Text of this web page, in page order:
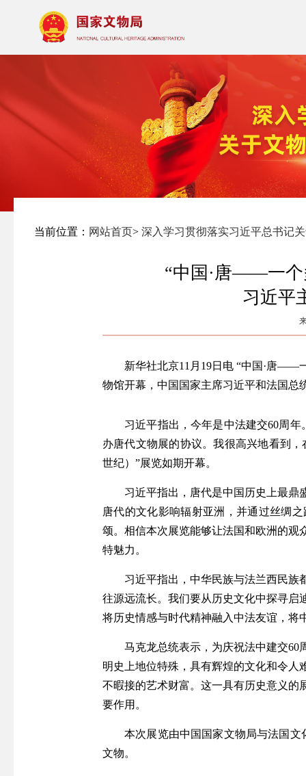
当前位置： 网站首页> 深入学习贯彻落实习近平总书记
“中国·唐——一个
习近平
新华社北京11月19日电 “中国·唐——
物馆开幕，中国国家主席习近平和法国总
习近平指出，今年是中法建交60周
办唐代文物展的协议。我很高兴地看到
世纪）”展览如期开幕。
习近平指出，唐代是中国历史上最鼎
唐代的文化影响辐射亚洲，并通过丝绸
颂。相信本次展览能够让法国和欧洲的观
特魅力。
习近平指出，中华民族与法兰西民族
往源远流长。我们要从历史文化中探寻启
将历史情感与时代精神融入中法友谊，将
马克龙总统表示，为庆祝法中建交
明史上地位特殊，具有辉煌的文化和令
不暇接的艺术财富。这一具有历史意义的
要作用。
本次展览由中国国家文物局与法国文
文物。